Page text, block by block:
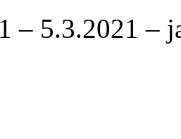
– 5.3.2021 –